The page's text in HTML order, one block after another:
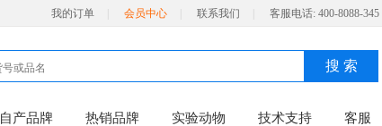
我的订单 会员中心 联系我们 客服电话: 400-8088-345
搜 索
自产品牌 热销品牌 实验动物 技术支持 客服